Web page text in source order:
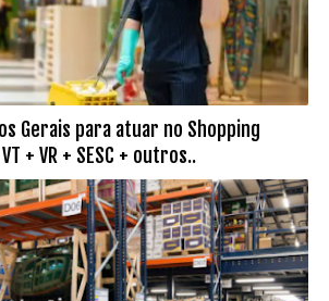
Gerais para atuar no Shopping
+ VR + SESC + outros..